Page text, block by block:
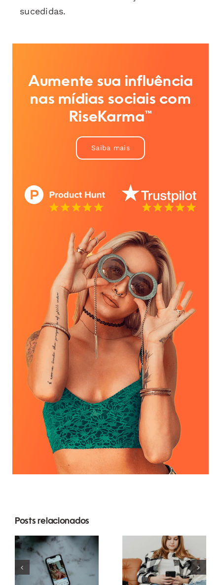
sucedidas.
Aumente sua influência
nas mídias sociais com
RiseKarma™
Saiba mais
Posts relacionados
Melhores
práticas
para usar
enquetes e
perguntas
inovadoras
para
aumentar a
visibilidade